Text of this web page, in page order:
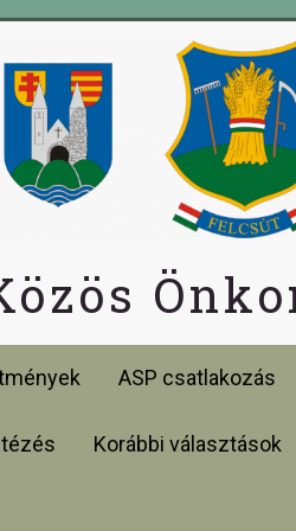
ASP csatlakozás
Korábbi választások